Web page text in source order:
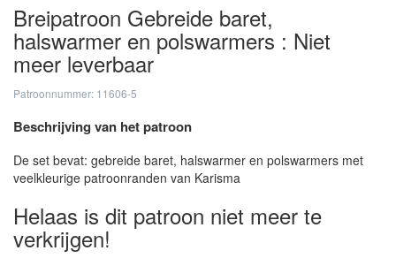
Breipatroon Gebreide baret,
halswarmer en polswarmers : Niet
meer leverbaar
Patroonnummer: 11606-5
Beschrijving van het patroon
De set bevat: gebreide baret, halswarmer en polswarmers met
veelkleurige patroonranden van Karisma
Helaas is dit patroon niet meer te
verkrijgen!